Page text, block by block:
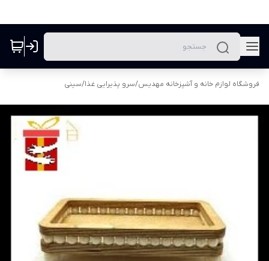
فروشگاه لوازم خانه و آشپزخانه مهدیس/سرو پذیرایی غذا/سینی